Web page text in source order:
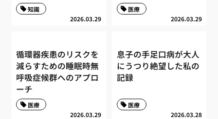
2026.03.29
知識
2026.03.29
医療
循環器疾患のリスクを
減らすための睡眠時無
呼吸症候群へのアプロ
ーチ
2026.03.29
医療
息子の手足口病が大人
にうつり絶望した私の
記録
2026.03.28
医療